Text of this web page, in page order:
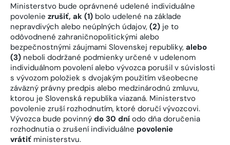
Ministerstvo bude oprávnené udelené individuálne
povolenie zrušiť, ak (1) bolo udelené na základe
nepravdivých alebo neúplných údajov, (2) je to
odôvodnené zahraničnopolitickými alebo
bezpečnostnými záujmami Slovenskej republiky, alebo
(3) neboli dodržané podmienky určené v udelenom
individuálnom povolení alebo vývozca porušil v súvislosti
s vývozom položiek s dvojakým použitím všeobecne
záväzný právny predpis alebo medzinárodnú zmluvu,
ktorou je Slovenská republika viazaná. Ministerstvo
povolenie zruší rozhodnutím, ktoré doručí vývozcovi.
Vývozca bude povinný do 30 dní odo dňa doručenia
rozhodnutia o zrušení individuálne povolenie
vrátiť ministerstvu.